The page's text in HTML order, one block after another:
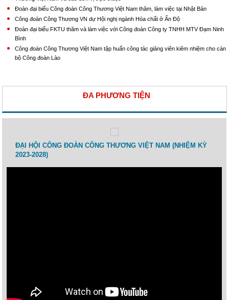
Đoàn đại biểu Công đoàn Công Thương Việt Nam thăm, làm việc tại Nhật Bản
Công đoàn Công Thương VN dự Hội nghị ngành Hóa chất ở Ấn Độ
Đoàn đại biểu FKTU thăm và làm việc với Công đoàn Công ty TNHH MTV Đạm Ninh
Bình
Công đoàn Công Thương Việt Nam tập huấn công tác giảng viên kiêm nhiệm cho cán
bộ Công đoàn Lào
ĐA PHƯƠNG TIỆN
ĐẠI HỘI CÔNG ĐOÀN CÔNG THƯƠNG VIỆT NAM (NHIỆM KỲ
2023-2028)